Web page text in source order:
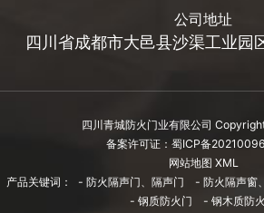
公司地址
四川省成都市大邑县沙渠工业园
四川青城防火门业有限公司
备案许可证：蜀ICP备
网站地图 XML
产品关键词：
- 防火隔声门、隔声门 - 防火隔声窗
- 钢质防火门
- 钢木质防